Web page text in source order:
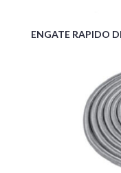
ENGATE RAPIDO